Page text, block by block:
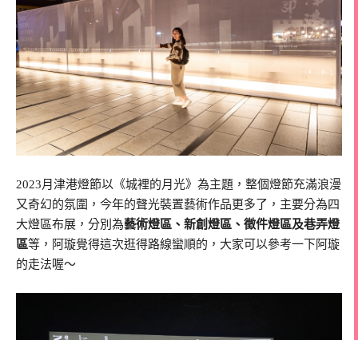
2023月津港燈節以《城裡的月光》為主題，整個燈節充滿浪漫
又奇幻的氛圍，今年的聲光裝置藝術作品更多了，主要分為四
大燈區布展，分別為藝術燈區、新創燈區、徵件燈區及巷弄燈
區等，阿璇覺得這次逛得路線蠻順的，大家可以參考一下阿璇
的走法喔～